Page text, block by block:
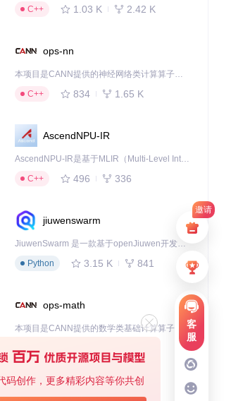
邀请
客
服
码创作，更多精彩内容等你共创
C++
1.03 K 2.42 K
ops-nn
本项目是CANN提供的神经网络类计算算子库，实现网络在NPU上加速计算。
C++
834 1.65 K
AscendNPU-IR
AscendNPU-IR是基于MLIR（Multi-Level Intermediate Representation）构建的，面向昇腾亲和算子编译时使用的中间表示，提供昇腾完备表达能力，通过编译优化提升昇腾AI处理器计算效率，支持通过生态框架使能昇腾AI处理器与深度调优
C++
496 336
jiuwenswarm
JiuwenSwarm 是一款基于openJiuwen开发的智能AI Agent，它能够将大语言模型的强大能力，通过你日常使用的各类通讯应用，直接延伸至你的指尖。
Python
3.15 K 841
ops-math
C++
deveco-code